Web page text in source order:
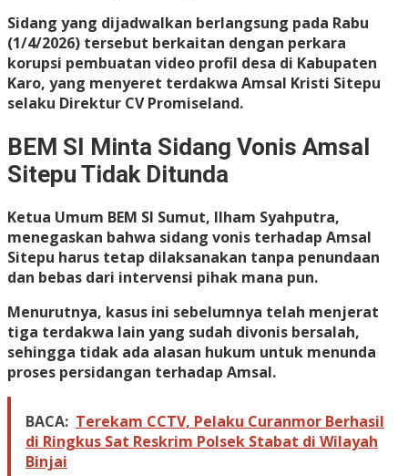
Sidang yang dijadwalkan berlangsung pada Rabu
(1/4/2026) tersebut berkaitan dengan perkara
korupsi pembuatan video profil desa di Kabupaten
Karo, yang menyeret terdakwa Amsal Kristi Sitepu
selaku Direktur CV Promiseland.
BEM SI Minta Sidang Vonis Amsal
Sitepu Tidak Ditunda
Ketua Umum BEM SI Sumut, Ilham Syahputra,
menegaskan bahwa sidang vonis terhadap Amsal
Sitepu harus tetap dilaksanakan tanpa penundaan
dan bebas dari intervensi pihak mana pun.
Menurutnya, kasus ini sebelumnya telah menjerat
tiga terdakwa lain yang sudah divonis bersalah,
sehingga tidak ada alasan hukum untuk menunda
proses persidangan terhadap Amsal.
BACA: Terekam CCTV, Pelaku Curanmor Berhasil
di Ringkus Sat Reskrim Polsek Stabat di Wilayah
Binjai